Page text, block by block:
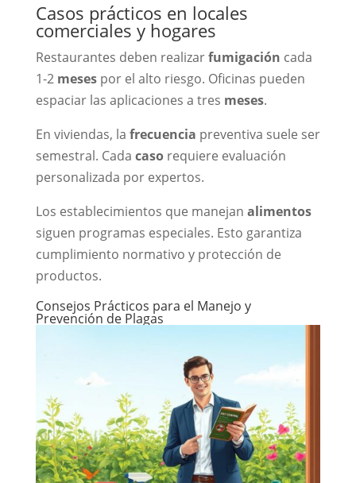
Casos prácticos en locales
comerciales y hogares
Restaurantes deben realizarfumigación cada
1-2 mesespor el alto riesgo. Oficinas pueden
espaciar las aplicaciones a tres meses.
En viviendas, la frecuencia preventiva suele ser
semestral. Cada casorequiere evaluación
personalizada por expertos.
Los establecimientos que manejan alimentos
siguen programas especiales. Esto garantiza
cumplimiento normativo y protección de
productos.
Consejos Prácticos para el Manejo y
Prevención de Plagas